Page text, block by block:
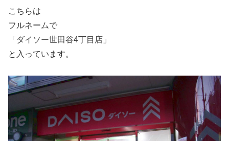
こちらは
フルネームで
「ダイソー世田谷4丁目店」
と入っています。